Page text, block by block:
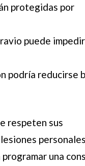
protegidas por
puede
podría reducirse
respeten sus
programar una